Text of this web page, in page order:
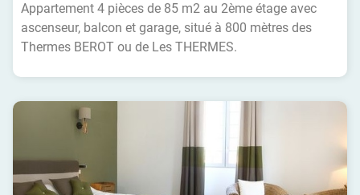
Appartement 4 pièces de 85 m2 au 2ème étage avec
ascenseur, balcon et garage, situé à 800 mètres des
Thermes BEROT ou de Les THERMES.